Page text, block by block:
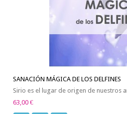
SANACIÓN MÁGICA DE LOS DELFINES
Sirio es el lugar de origen de nuestros
63,00 €